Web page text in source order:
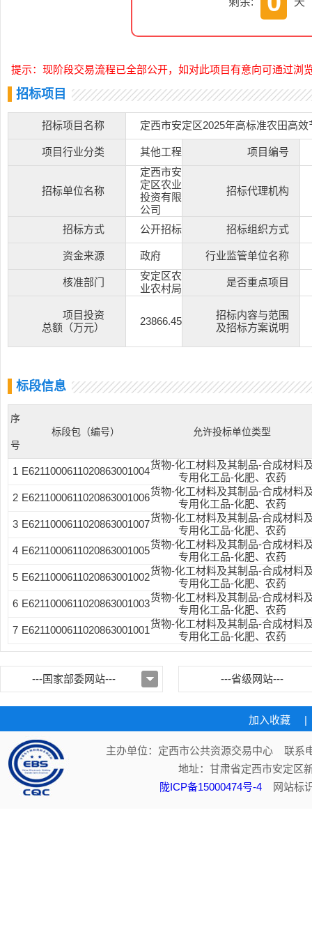
提示：现阶段交易流程已全部公开，如对此项目有意向可通过浏
招标项目
招标项目名称 定西市安定区2025年高标准农田高
项目行业分类 其他工程 项目编号
招标单位名称
定西市安
定区农业
投资有限
公司
招标代理机构
招标方式 公开招标 招标组织方式
资金来源 政府 行业监管单位名称
核准部门
安定区农
业农村局
是否重点项目
项目投资
总额（万元）
23866.45
招标内容与范围
及招标方案说明
标段信息
序
号
标段包（编号） 允许投标单位类型
1 E6211000611020863001004
货物-化工材料及其制品-合成材料
专用化工品-化肥、农药
2 E6211000611020863001006
货物-化工材料及其制品-合成材料
专用化工品-化肥、农药
3 E6211000611020863001007
货物-化工材料及其制品-合成材料
专用化工品-化肥、农药
4 E6211000611020863001005
货物-化工材料及其制品-合成材料
专用化工品-化肥、农药
5 E6211000611020863001002
货物-化工材料及其制品-合成材料
专用化工品-化肥、农药
6 E6211000611020863001003
货物-化工材料及其制品-合成材料
专用化工品-化肥、农药
7 E6211000611020863001001
货物-化工材料及其制品-合成材料
专用化工品-化肥、农药
---国家部委网站--- ---省级网站---
加入收藏 |
主办单位：定西市公共资源交易中心 联系
地址：甘肃省定西市安定
陇ICP备15000474号-4 网站标